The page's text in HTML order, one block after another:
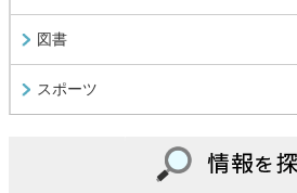
図書
スポーツ